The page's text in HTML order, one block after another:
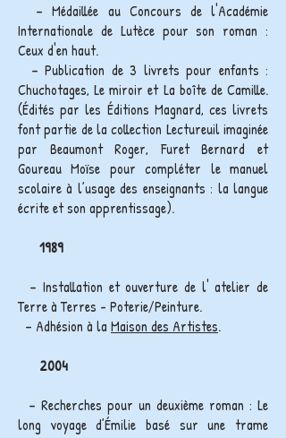
– Médaillée au Concours de l'Académie
Internationale de Lutèce pour son roman :
Ceux d'en haut.
– Publication de 3 livrets pour enfants :
Chuchotages, Le miroir et La boîte de Camille.
(Édités par les Éditions Magnard, ces livrets
font partie de la collection Lectureuil imaginée
par Beaumont Roger, Furet Bernard et
Goureau Moïse pour compléter le manuel
scolaire à l’usage des enseignants : la langue
écrite et son apprentissage).
1989
– Installation et ouverture de l' atelier de
Terre à Terres - Poterie/Peinture.
– Adhésion à la Maison des Artistes.
2004
– Recherches pour un deuxième roman : Le
long voyage d’Émilie basé sur une trame